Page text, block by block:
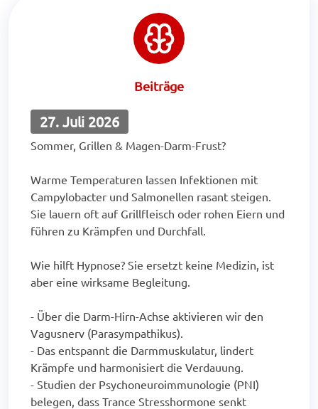
Beiträge
27. Juli 2026
Sommer, Grillen & Magen-Darm-Frust?
Warme Temperaturen lassen Infektionen mit
Campylobacter und Salmonellen rasant steigen.
Sie lauern oft auf Grillfleisch oder rohen Eiern und
führen zu Krämpfen und Durchfall.
Wie hilft Hypnose? Sie ersetzt keine Medizin, ist
aber eine wirksame Begleitung.
- Über die Darm-Hirn-Achse aktivieren wir den
Vagusnerv (Parasympathikus).
- Das entspannt die Darmmuskulatur, lindert
Krämpfe und harmonisiert die Verdauung.
- Studien der Psychoneuroimmunologie (PNI)
belegen, dass Trance Stresshormone senkt